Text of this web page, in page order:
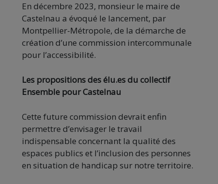
En décembre 2023, monsieur le maire de
Castelnau a évoqué le lancement, par
Montpellier-Métropole, de la démarche de
création d’une commission intercommunale
pour l’accessibilité.
Les propositions des élu.es du collectif
Ensemble pour Castelnau
Cette future commission devrait enfin
permettre d’envisager le travail
indispensable concernant la qualité des
espaces publics et l’inclusion des personnes
en situation de handicap sur notre territoire.